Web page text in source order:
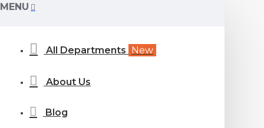
MENU
All Departments New
About Us
Blog